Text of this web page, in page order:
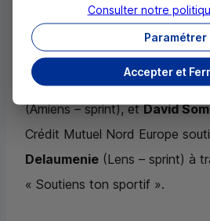
travers des Pactes de
(Amiens – demi-fond),Alix
perche),Chloé Galet
Gogois(Amiens – triple saut),
(Amiens – sprint), etDavid
Crédit Mutuel Nord Europe
Delaumenie (Lens – sprint) à
« Soutiens ton sportif ».
Accepter et
Paramétrer
Consulter notre